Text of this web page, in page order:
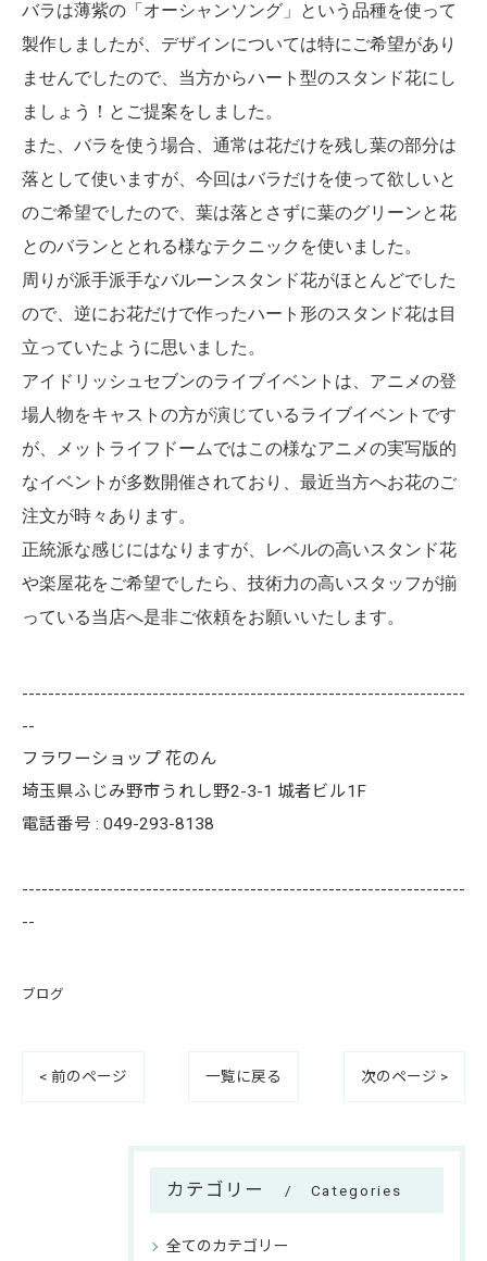
バラは薄紫の「オーシャンソング」という品種を使って
製作しましたが、デザインについては特にご希望があり
ませんでしたので、当方からハート型のスタンド花にし
ましょう！とご提案をしました。
また、バラを使う場合、通常は花だけを残し葉の部分は
落として使いますが、今回はバラだけを使って欲しいと
のご希望でしたので、葉は落とさずに葉のグリーンと花
とのバランととれる様なテクニックを使いました。
周りが派手派手なバルーンスタンド花がほとんどでした
ので、逆にお花だけで作ったハート形のスタンド花は目
立っていたように思いました。
アイドリッシュセブンのライブイベントは、アニメの登
場人物をキャストの方が演じているライブイベントです
が、メットライフドームではこの様なアニメの実写版的
なイベントが多数開催されており、最近当方へお花のご
注文が時々あります。
正統派な感じにはなりますが、レベルの高いスタンド花
や楽屋花をご希望でしたら、技術力の高いスタッフが揃
っている当店へ是非ご依頼をお願いいたします。
--------------------------------------------------------------------
--
フラワーショップ 花のん
埼玉県ふじみ野市うれし野2-3-1 城者ビル1F
電話番号 : 049-293-8138
--------------------------------------------------------------------
--
ブログ
< 前のページ 一覧に戻る 次のページ >
カテゴリー Categories
全てのカテゴリー